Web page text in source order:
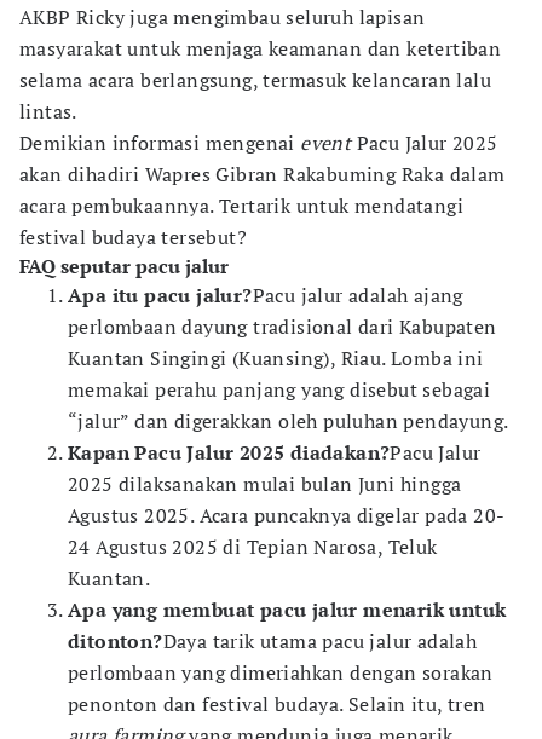
AKBP Ricky juga mengimbau seluruh lapisan
masyarakat untuk menjaga keamanan dan ketertiban
selama acara berlangsung, termasuk kelancaran lalu
lintas.
Demikian informasi mengenai eventPacu Jalur 2025
akan dihadiri Wapres Gibran Rakabuming Raka dalam
acara pembukaannya. Tertarik untuk mendatangi
festival budaya tersebut?
FAQ seputar pacu jalur
Apa itu pacu jalur?Pacu jalur adalah ajang
perlombaan dayung tradisional dari Kabupaten
Kuantan Singingi (Kuansing), Riau. Lomba ini
memakai perahu panjang yang disebut sebagai
“jalur” dan digerakkan oleh puluhan pendayung.
Kapan Pacu Jalur 2025 diadakan?Pacu Jalur
2025 dilaksanakan mulai bulan Juni hingga
Agustus 2025. Acara puncaknya digelar pada 20-
24 Agustus 2025 di Tepian Narosa, Teluk
Kuantan.
Apa yang membuat pacu jalur menarik untuk
ditonton?Daya tarik utama pacu jalur adalah
perlombaan yang dimeriahkan dengan sorakan
penonton dan festival budaya. Selain itu, tren